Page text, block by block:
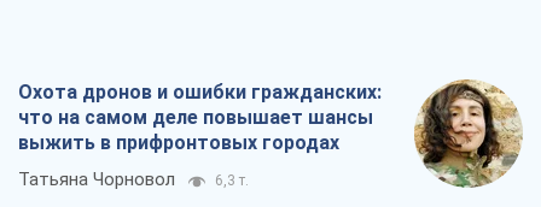
Охота дронов и ошибки гражданских:
что на самом деле повышает шансы
выжить в прифронтовых городах
Татьяна Чорновол 6,3 т.